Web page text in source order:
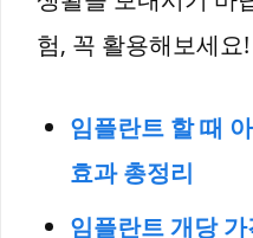
험, 꼭 활용해보세요!
임플란트 할 때
효과 총정리
임플란트 개당